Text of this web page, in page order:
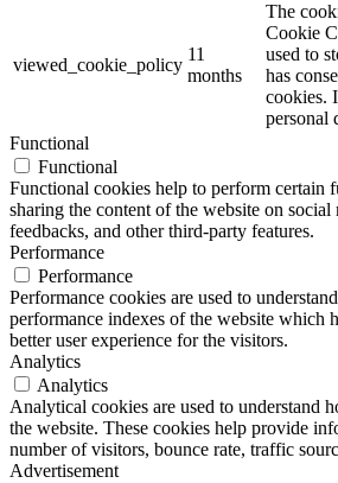
viewed_cookie_policy
11
months
The
Cookie
used to
has
cookies.
personal
Functional
Functional
Functional cookies help to perform certain
sharing the content of the website on
feedbacks, and other third-party features.
Performance
Performance
Performance cookies are used to
performance indexes of the website which
better user experience for the visitors.
Analytics
Analytics
Analytical cookies are used to understand
the website. These cookies help provide
number of visitors, bounce rate, traffic
Advertisement